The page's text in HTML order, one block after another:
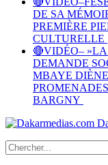
DE SA
PREMIÈRE
CULTURELLE
🔴VIDÉO–
DEMANDE
MBAYE
BARGNY